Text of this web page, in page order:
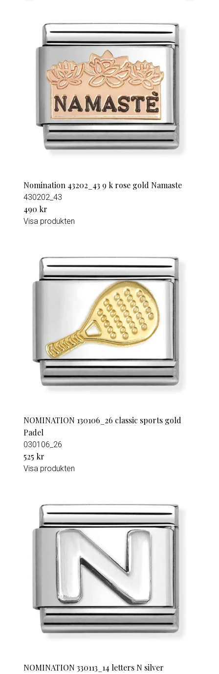
Nomination 43202_43 9 k rose gold Namaste
430202_43
490 kr
Visa produkten
NOMINATION 130106_26 classic sports gold
Padel
030106_26
525 kr
Visa produkten
NOMINATION 330113_14 letters N silver